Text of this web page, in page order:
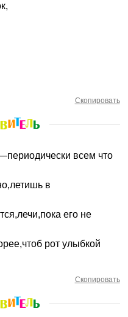
Скопировать
в
его не
рот улыбкой
Скопировать